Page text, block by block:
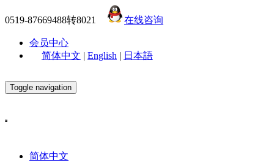
0519-87669488转8021 在线咨询
会员中心
简体中文 | English | 日本語
Toggle navigation
简体中文